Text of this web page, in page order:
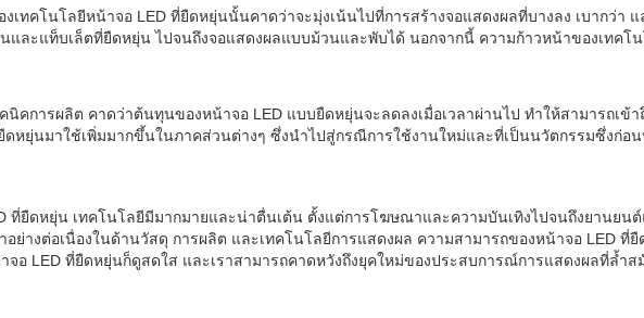
เทคโนโลยีหน้าจอ LED ที่ยืดหยุ่นนั้นคาดว่าจะมุ่งเน้นไปที่การสร้างจอแสดงผลที่บางลง เบากว่
ะแท็บเล็ตที่ยืดหยุ่น ไปจนถึงจอแสดงผลแบบม้วนและพับได้ นอกจากนี้ ความก้าวหน้าของเทคโน
คการผลิต คาดว่าต้นทุนของหน้าจอ LED แบบยืดหยุ่นจะลดลงเมื่อเวลาผ่านไป ทำให้สามารถเข้
ดหยุ่นมาใช้เพิ่มมากขึ้นในภาคส่วนต่างๆ ซึ่งนำไปสู่กรณีการใช้งานใหม่และที่เป็นนวัตกรรมซึ่งก่อ
ที่ยืดหยุ่น เทคโนโลยีมีมากมายและน่าตื่นเต้น ตั้งแต่การโฆษณาและความบันเทิงไปจนถึงยานย
ย่างต่อเนื่องในด้านวัสดุ การผลิต และเทคโนโลยีการแสดงผล ความสามารถของหน้าจอ LED
อ LED ที่ยืดหยุ่นก็ดูสดใส และเราสามารถคาดหวังถึงยุคใหม่ของประสบการณ์การแสดงผลที่ล้ำส